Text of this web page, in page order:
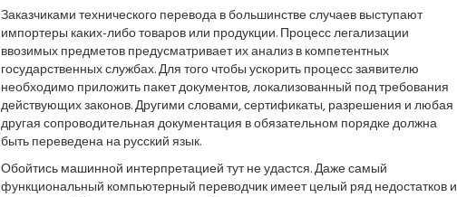
Заказчиками технического перевода в большинстве случаев выступают
импортеры каких-либо товаров или продукции. Процесс легализации
ввозимых предметов предусматривает их анализ в компетентных
государственных службах. Для того чтобы ускорить процесс заявителю
необходимо приложить пакет документов, локализованный под требования
действующих законов. Другими словами, сертификаты, разрешения и любая
другая сопроводительная документация в обязательном порядке должна
быть переведена на русский язык.
Обойтись машинной интерпретацией тут не удастся. Даже самый
функциональный компьютерный переводчик имеет целый ряд недостатков и